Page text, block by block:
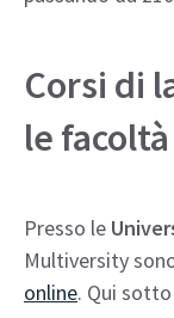
Corsi di
le
Presso le
Multiversity
online. Qui